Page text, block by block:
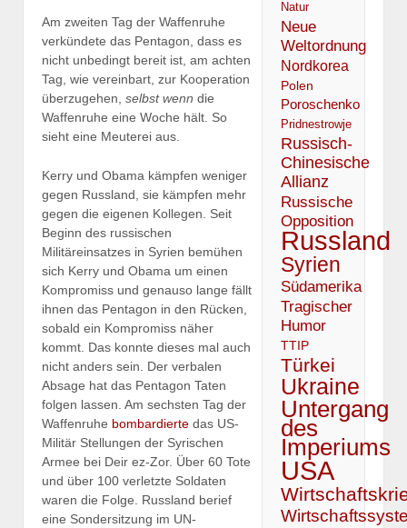
Am zweiten Tag der Waffenruhe
verkündete das Pentagon, dass es
nicht unbedingt bereit ist, am achten
Tag, wie vereinbart, zur Kooperation
überzugehen, selbst wenn die
Waffenruhe eine Woche hält. So
sieht eine Meuterei aus.
Kerry und Obama kämpfen weniger
gegen Russland, sie kämpfen mehr
gegen die eigenen Kollegen. Seit
Beginn des russischen
Militäreinsatzes in Syrien bemühen
sich Kerry und Obama um einen
Kompromiss und genauso lange fällt
ihnen das Pentagon in den Rücken,
sobald ein Kompromiss näher
kommt. Das konnte dieses mal auch
nicht anders sein. Der verbalen
Absage hat das Pentagon Taten
folgen lassen. Am sechsten Tag der
Waffenruhe bombardierte das US-
Militär Stellungen der Syrischen
Armee bei Deir ez-Zor. Über 60 Tote
und über 100 verletzte Soldaten
waren die Folge. Russland berief
eine Sondersitzung im UN-
Natur
Neue
Weltordnung
Nordkorea
Polen
Poroschenko
Pridnestrowje
Russisch-
Chinesische
Allianz
Russische
Opposition
Russland
Syrien
Südamerika
Tragischer
Humor
TTIP
Türkei
Ukraine
Untergang
des
Imperiums
USA